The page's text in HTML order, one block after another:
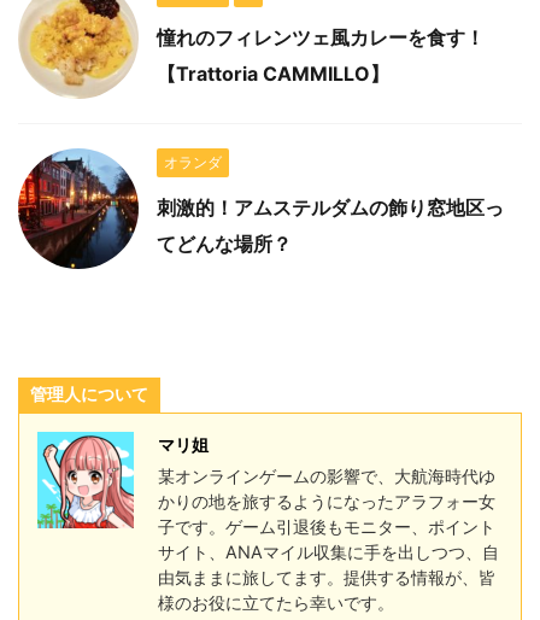
憧れのフィレンツェ風カレーを食す！
【Trattoria CAMMILLO】
オランダ
刺激的！アムステルダムの飾り窓地区っ
てどんな場所？
管理人について
マリ姐
某オンラインゲームの影響で、大航海時代ゆ
かりの地を旅するようになったアラフォー女
子です。ゲーム引退後もモニター、ポイント
サイト、ANAマイル収集に手を出しつつ、自
由気ままに旅してます。提供する情報が、皆
様のお役に立てたら幸いです。